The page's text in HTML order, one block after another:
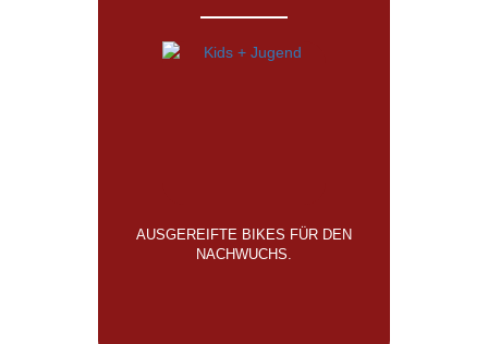
AUSGEREIFTE BIKES FÜR DEN
NACHWUCHS.